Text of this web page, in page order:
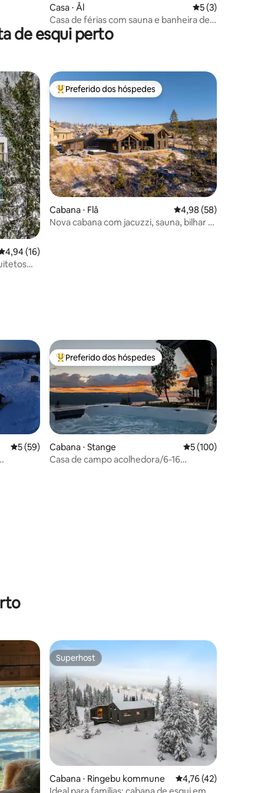
Casa ⋅ Ål 5 de uma
5 (3)
Casa de férias com sauna e banheira de
hidromassagem
de esqui perto
hóspedes
de uma avaliação média de 5, 16 avaliações
4,94 (16)
Entre os melhores preferidos dos hóspedes
Preferido dos hóspedes
Cabana ⋅ Flå 4,98 de uma
4,98 (58)
Nova cabana com jacuzzi, sauna, bilhar e
hóspedes
5 de uma avaliação média de 5, 59 avaliações
5 (59)
Entre os melhores preferidos dos hóspedes
Preferido dos hóspedes
Cabana ⋅ Stange 5 de uma avaliação
5 (100)
Casa de campo acolhedora/6-16
Superhost
Superhost
Cabana ⋅ Ringebu kommune 4,76 de uma
4,76 (42)